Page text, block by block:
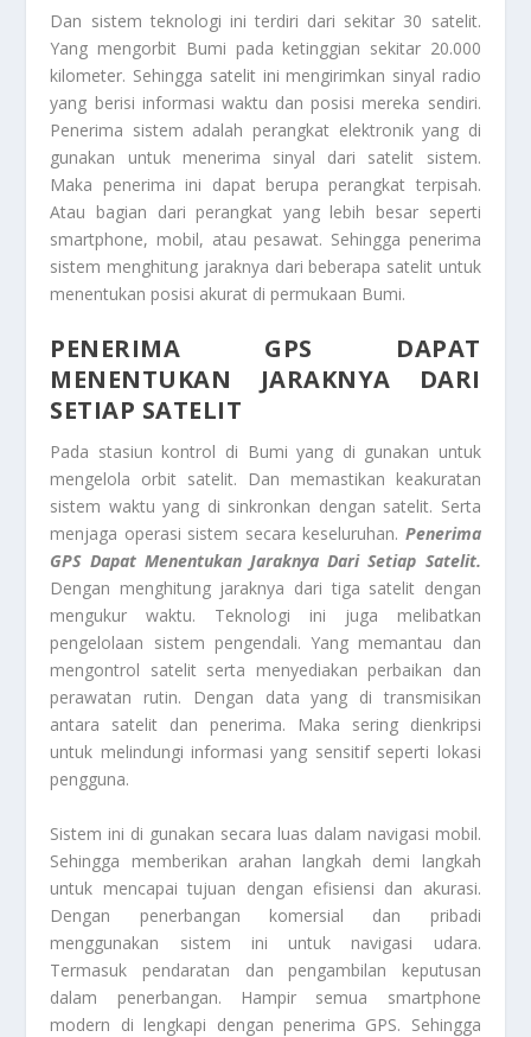
Dan sistem teknologi ini terdiri dari sekitar 30 satelit.
Yang mengorbit Bumi pada ketinggian sekitar 20.000
kilometer. Sehingga satelit ini mengirimkan sinyal radio
yang berisi informasi waktu dan posisi mereka sendiri.
Penerima sistem adalah perangkat elektronik yang di
gunakan untuk menerima sinyal dari satelit sistem.
Maka penerima ini dapat berupa perangkat terpisah.
Atau bagian dari perangkat yang lebih besar seperti
smartphone, mobil, atau pesawat. Sehingga penerima
sistem menghitung jaraknya dari beberapa satelit untuk
menentukan posisi akurat di permukaan Bumi.
PENERIMA GPS DAPAT
MENENTUKAN JARAKNYA DARI
SETIAP SATELIT
Pada stasiun kontrol di Bumi yang di gunakan untuk
mengelola orbit satelit. Dan memastikan keakuratan
sistem waktu yang di sinkronkan dengan satelit. Serta
menjaga operasi sistem secara keseluruhan. Penerima
GPS Dapat Menentukan Jaraknya Dari Setiap Satelit.
Dengan menghitung jaraknya dari tiga satelit dengan
mengukur waktu. Teknologi ini juga melibatkan
pengelolaan sistem pengendali. Yang memantau dan
mengontrol satelit serta menyediakan perbaikan dan
perawatan rutin. Dengan data yang di transmisikan
antara satelit dan penerima. Maka sering dienkripsi
untuk melindungi informasi yang sensitif seperti lokasi
pengguna.
Sistem ini di gunakan secara luas dalam navigasi mobil.
Sehingga memberikan arahan langkah demi langkah
untuk mencapai tujuan dengan efisiensi dan akurasi.
Dengan penerbangan komersial dan pribadi
menggunakan sistem ini untuk navigasi udara.
Termasuk pendaratan dan pengambilan keputusan
dalam penerbangan. Hampir semua smartphone
modern di lengkapi dengan penerima GPS. Sehingga